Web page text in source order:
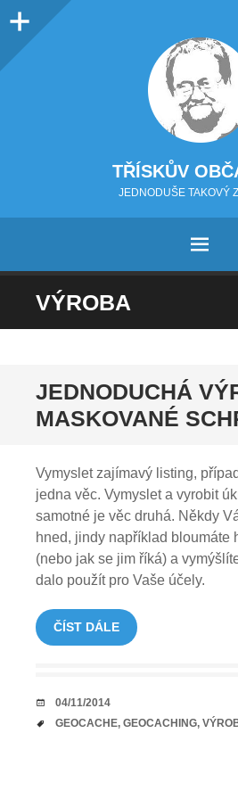
Sidebar
TŘÍSKŮV
JEDNODUŠE TAKOVÝ
PŘEJÍT NA OBSAH
VÝROBA
JEDNODUCHÁ
MASKOVANÉ
Vymyslet zajímavý listing,
jedna věc. Vymyslet a vyrobit
samotné je věc druhá. Někdy
hned, jindy například bloumáte
(nebo jak se jim říká) a
dalo použít pro Vaše účely.
ČÍST DÁLE
DATUM
04/11/2014
TAGY
GEOCACHE, GEOCACHING,